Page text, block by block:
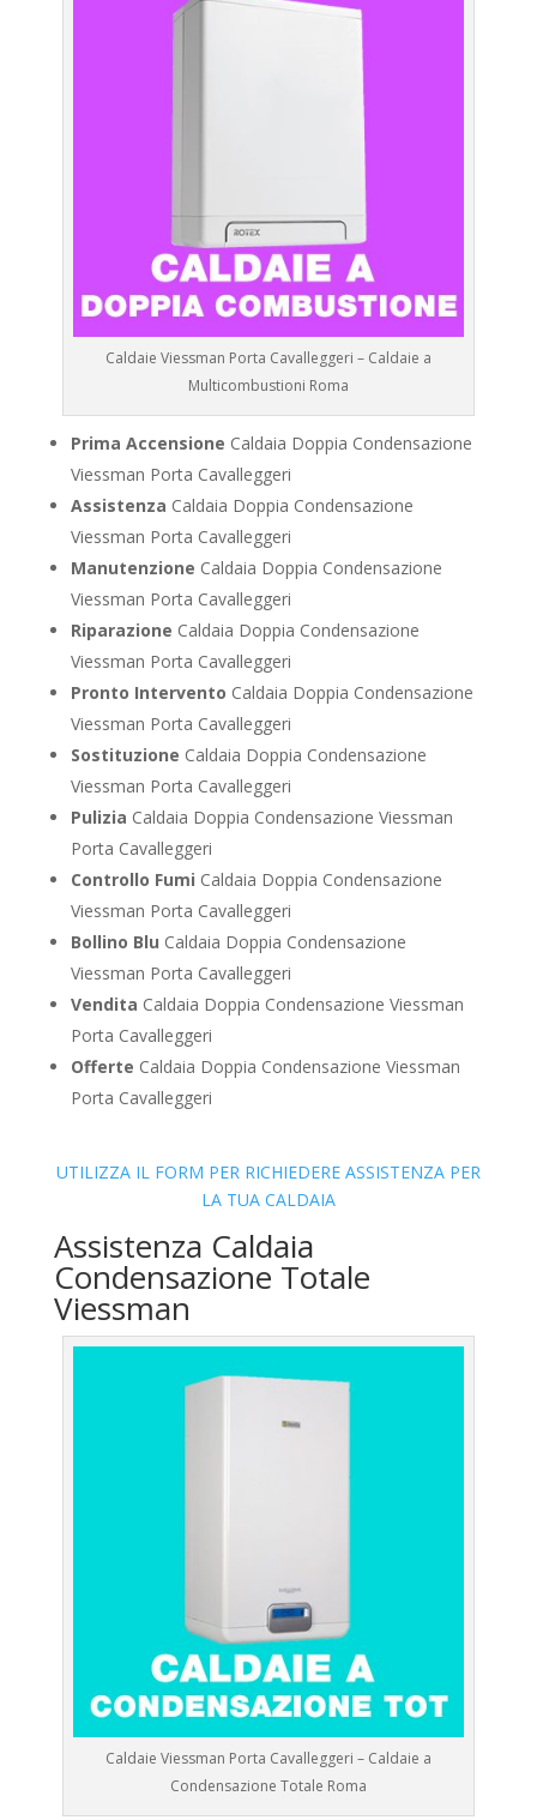
Caldaie Viessman Porta Cavalleggeri – Caldaie a
Multicombustioni Roma
Prima Accensione Caldaia Doppia Condensazione
Viessman Porta Cavalleggeri
Assistenza Caldaia Doppia Condensazione
Viessman Porta Cavalleggeri
Manutenzione Caldaia Doppia Condensazione
Viessman Porta Cavalleggeri
Riparazione Caldaia Doppia Condensazione
Viessman Porta Cavalleggeri
Pronto Intervento Caldaia Doppia Condensazione
Viessman Porta Cavalleggeri
Sostituzione Caldaia Doppia Condensazione
Viessman Porta Cavalleggeri
Pulizia Caldaia Doppia Condensazione Viessman
Porta Cavalleggeri
Controllo Fumi Caldaia Doppia Condensazione
Viessman Porta Cavalleggeri
Bollino Blu Caldaia Doppia Condensazione
Viessman Porta Cavalleggeri
Vendita Caldaia Doppia Condensazione Viessman
Porta Cavalleggeri
Offerte Caldaia Doppia Condensazione Viessman
Porta Cavalleggeri
UTILIZZA IL FORM PER RICHIEDERE ASSISTENZA PER
LA TUA CALDAIA
Assistenza Caldaia
Condensazione Totale
Viessman
Caldaie Viessman Porta Cavalleggeri – Caldaie a
Condensazione Totale Roma